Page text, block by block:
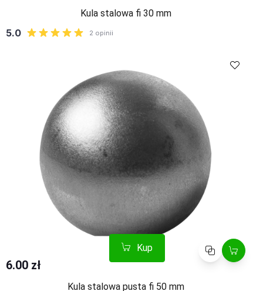
Kula stalowa fi 30 mm
Kup Porównaj
6.00 zł
Kula stalowa pusta fi 50 mm